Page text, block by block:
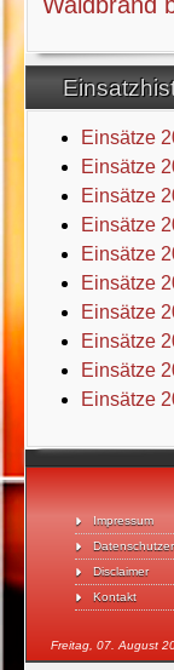
Impressum
Disclaimer
Kontakt
Freitag, 07. August
Einsätze
Einsätze
Einsätze
Einsätze
Einsätze
Einsätze
Einsätze
Einsätze
Einsätze
Einsätze